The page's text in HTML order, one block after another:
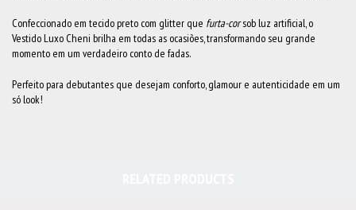
Confeccionado em tecido preto com glitter que furta-corsob luz artificial, o
Vestido Luxo Cheni brilha em todas as ocasiões, transformando seu grande
momento em um verdadeiro conto de fadas.
Perfeito para debutantes que desejam conforto, glamour e autenticidade em um
só look!